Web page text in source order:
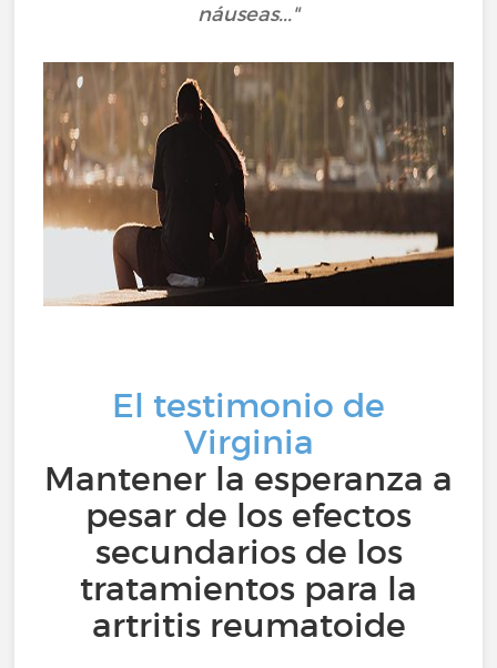
náuseas..."
El testimonio de
Virginia
Mantener la esperanza a
pesar de los efectos
secundarios de los
tratamientos para la
artritis reumatoide